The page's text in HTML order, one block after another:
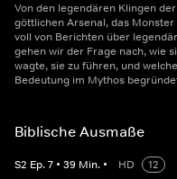
Von den legendären Klingen
göttlichen Arsenal, das
voll von Berichten über
gehen wir der Frage nach, wie
wagte, sie zu führen, und
Bedeutung im Mythos
Biblische Ausmaße
S2 Ep.7 • 39 Min. • HD
12